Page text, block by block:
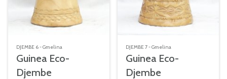
DJEMBE 6 - Gmelina
Guinea Eco-
Djembe
DJEMBE 7 - Gmelina
Guinea Eco-
Djembe